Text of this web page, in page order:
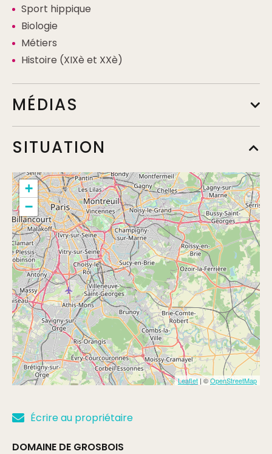
Sport hippique
Biologie
Métiers
Histoire (XIXè et XXè)
MÉDIAS
SITUATION
+
−
Leaflet | ©OpenStreetMap
Écrire au propriétaire
DOMAINE DE GROSBOIS